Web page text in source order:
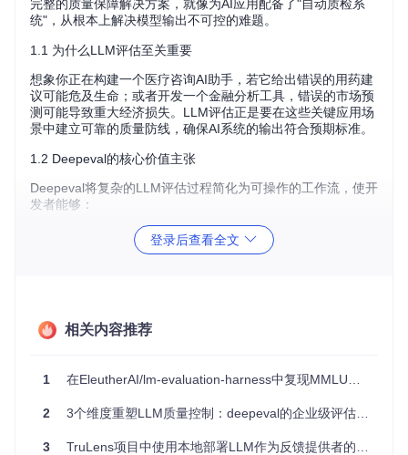
完整的质量保障解决方案，就像为AI应用配备了"自动质检系
统"，从根本上解决模型输出不可控的难题。
1.1 为什么LLM评估至关重要
想象你正在构建一个医疗咨询AI助手，若它给出错误的用药建
议可能危及生命；或者开发一个金融分析工具，错误的市场预
测可能导致重大经济损失。LLM评估正是要在这些关键应用场
景中建立可靠的质量防线，确保AI系统的输出符合预期标准。
1.2 Deepeval的核心价值主张
Deepeval将复杂的LLM评估过程简化为可操作的工作流，使开
发者能够：
系统化测试AI应用的各类指标
在本地环境完成所有评估，确保数据安全
二、核心优势：重新定义LLM评估标准
三大核心优势，重新定义了LLM评估工具的标准。
2.1 全方位评估指标体系
Deepeval提供覆盖各类LLM应用场景的评估指标：
登录后查看全文
相关内容推荐
1 在EleutherAI/lm-evaluation-harness中复现MMLU基准测试结果的技术指南
2 3个维度重塑LLM质量控制：deepeval的企业级评估框架应用指南
3 TruLens项目中使用本地部署LLM作为反馈提供者的实践指南